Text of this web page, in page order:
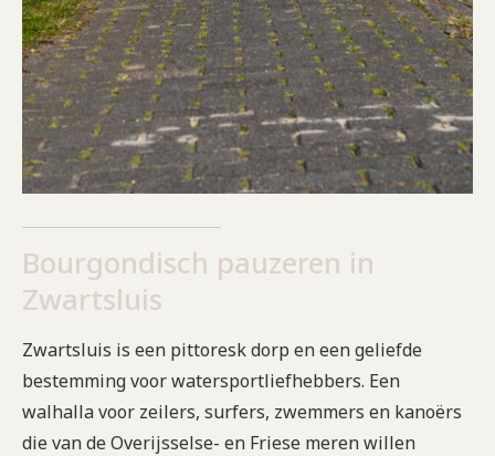
Bourgondisch pauzeren in
Zwartsluis
Zwartsluis is een pittoresk dorp en een geliefde
bestemming voor watersportliefhebbers. Een
walhalla voor zeilers, surfers, zwemmers en kanoërs
die van de Overijsselse- en Friese meren willen